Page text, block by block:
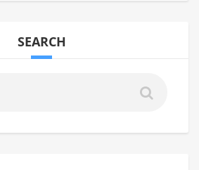
SEARCH